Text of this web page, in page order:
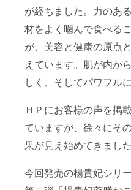
が経ちました。力のあ
材をよく噛んで食べる
が、美容と健康の原点
えています。肌が内か
しく、そしてパワフルに
ＨＰにお客様の声を掲
ていますが、徐々にそ
果が見え始めてきました
今回発売の楊貴妃シリ